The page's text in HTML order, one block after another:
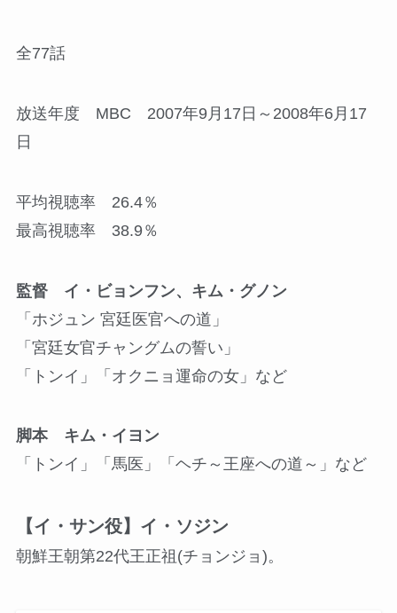
全77話
放送年度 MBC 2007年9月17日～2008年6月17
日
平均視聴率 26.4％
最高視聴率 38.9％
監督 イ・ビョンフン、キム・グノン
「ホジュン 宮廷医官への道」
「宮廷女官チャングムの誓い」
「トンイ」「オクニョ運命の女」など
脚本 キム・イヨン
「トンイ」「馬医」「ヘチ～王座への道～」など
【イ・サン役】イ・ソジン
朝鮮王朝第22代王正祖(チョンジョ)。